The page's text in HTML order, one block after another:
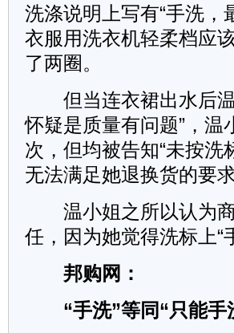
洗涤说明上写有“手洗，
衣服用洗衣机轻柔档应
了两圈。
但当连衣裙出水后温
怀疑是质量有问题”，
次，但均被告知“未按洗
无法满足她退换货的要求
温小姐之所以认为商
任，因为她觉得洗标上“
邦购网：
“手洗”等同“只能手